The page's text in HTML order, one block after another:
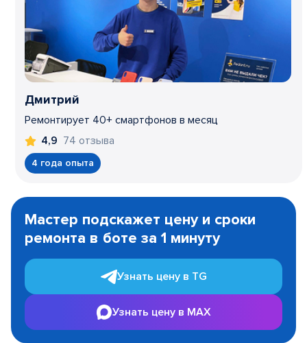
Дмитрий
Ремонтирует 40+ смартфонов в месяц
4,9 74 отзыва
4 года опыта
1
Мастер подскажет цену и сроки
ремонта в боте за 1 минуту
Узнать цену в TG
Узнать цену в MAX